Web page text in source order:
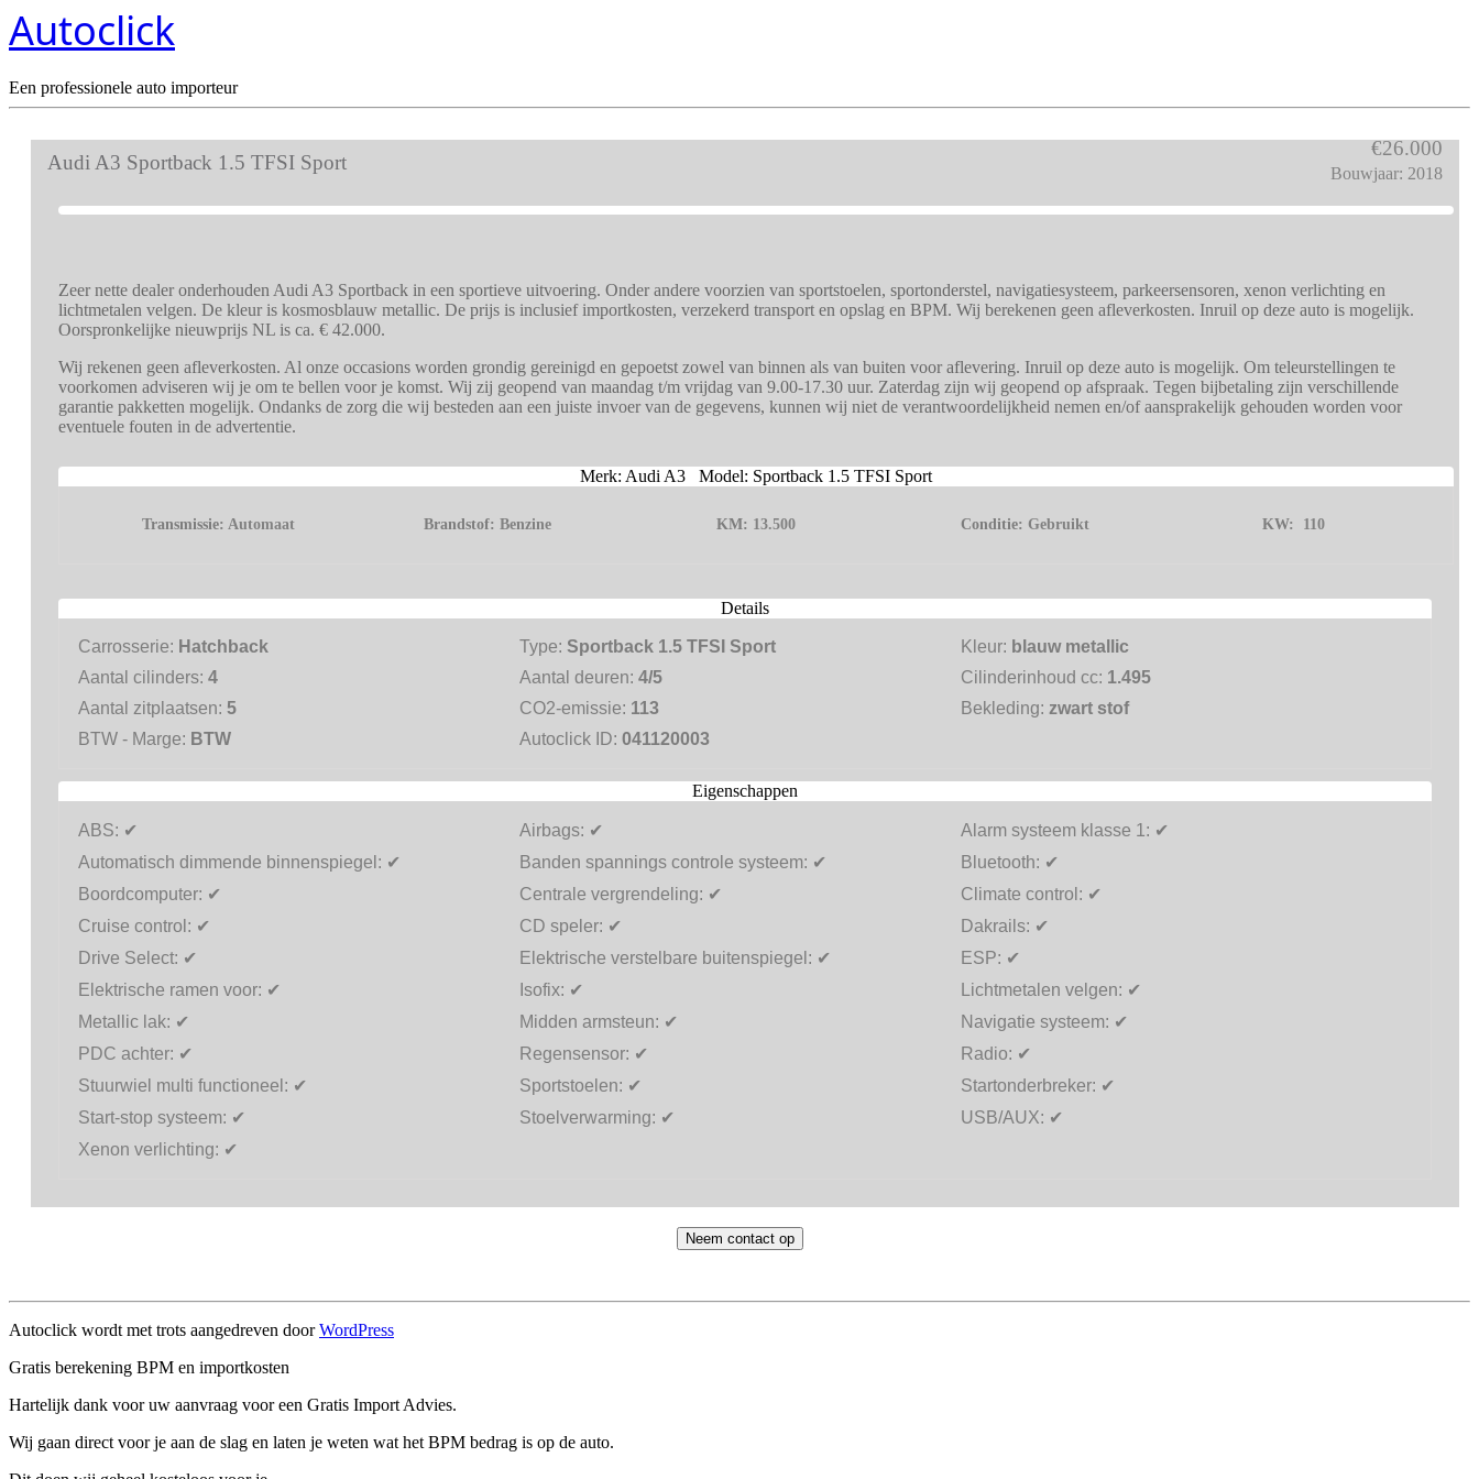
Autoclick
Een professionele auto importeur
Audi A3 Sportback 1.5 TFSI Sport
€26.000
Bouwjaar: 2018
Zeer nette dealer onderhouden Audi A3 Sportback in een sportieve uitvoering. Onder andere voorzien van sportstoelen, sportonderstel, navigatiesysteem, parkeersensoren, xenon verlichting en
lichtmetalen velgen. De kleur is kosmosblauw metallic. De prijs is inclusief importkosten, verzekerd transport en opslag en BPM. Wij berekenen geen afleverkosten. Inruil op deze auto is mogelijk.
Oorspronkelijke nieuwprijs NL is ca. € 42.000.
Wij rekenen geen afleverkosten. Al onze occasions worden grondig gereinigd en gepoetst zowel van binnen als van buiten voor aflevering. Inruil op deze auto is mogelijk. Om teleurstellingen te
voorkomen adviseren wij je om te bellen voor je komst. Wij zij geopend van maandag t/m vrijdag van 9.00-17.30 uur. Zaterdag zijn wij geopend op afspraak. Tegen bijbetaling zijn verschillende
garantie pakketten mogelijk. Ondanks de zorg die wij besteden aan een juiste invoer van de gegevens, kunnen wij niet de verantwoordelijkheid nemen en/of aansprakelijk gehouden worden voor
eventuele fouten in de advertentie.
Merk: Audi A3 Model: Sportback 1.5 TFSI Sport
Transmissie: Automaat Brandstof: Benzine KM: 13.500 Conditie: Gebruikt KW: 110
Details
Carrosserie: Hatchback Type:Sportback 1.5 TFSI Sport Kleur: blauw metallic
Aantal cilinders: 4 Aantal deuren:4/5 Cilinderinhoud cc: 1.495
Aantal zitplaatsen: 5 CO2-emissie: 113 Bekleding:zwart stof
BTW - Marge: BTW Autoclick ID:041120003
Eigenschappen
ABS: ✔ Airbags: ✔ Alarm systeem klasse 1: ✔
Automatisch dimmende binnenspiegel: ✔ Banden spannings controle systeem: ✔ Bluetooth: ✔
Boordcomputer: ✔ Centrale vergrendeling: ✔ Climate control: ✔
Cruise control: ✔ CD speler: ✔ Dakrails: ✔
Drive Select: ✔ Elektrische verstelbare buitenspiegel: ✔ ESP: ✔
Elektrische ramen voor: ✔ Isofix: ✔ Lichtmetalen velgen: ✔
Metallic lak: ✔ Midden armsteun: ✔ Navigatie systeem: ✔
PDC achter: ✔ Regensensor: ✔ Radio: ✔
Stuurwiel multi functioneel: ✔ Sportstoelen: ✔ Startonderbreker: ✔
Start-stop systeem: ✔ Stoelverwarming: ✔ USB/AUX: ✔
Xenon verlichting: ✔
Neem contact op
Autoclick wordt met trots aangedreven doorWordPress
Gratis berekening BPM en importkosten
Hartelijk dank voor uw aanvraag voor een Gratis Import Advies.
Wij gaan direct voor je aan de slag en laten je weten wat het BPM bedrag is op de auto.